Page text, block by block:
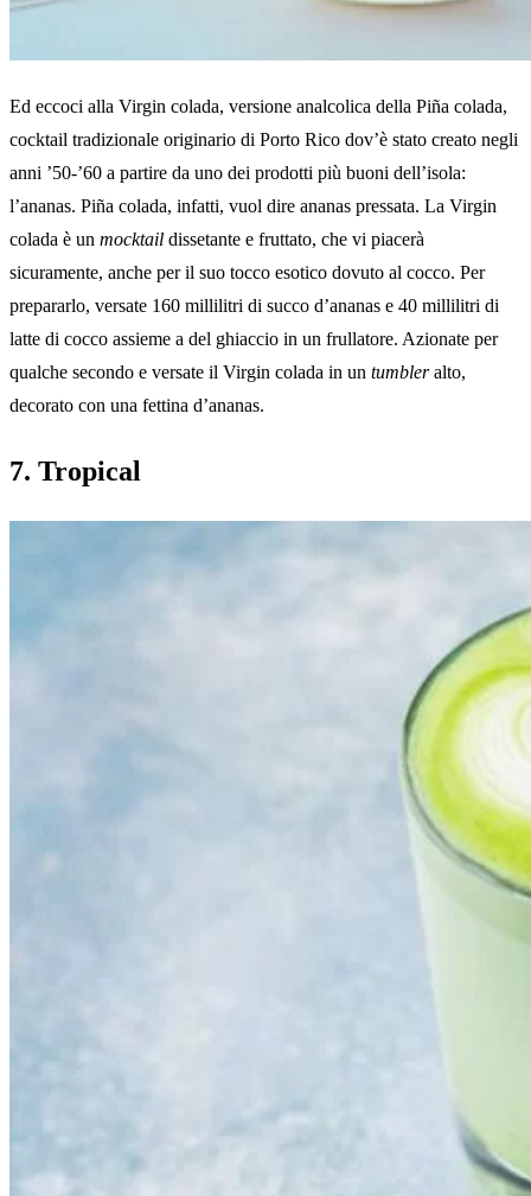
Ed eccoci alla Virgin colada, versione analcolica della Piña colada,
cocktail tradizionale originario di Porto Rico dov’è stato creato negli
anni ’50-’60 a partire da uno dei prodotti più buoni dell’isola:
l’ananas. Piña colada, infatti, vuol dire ananas pressata. La Virgin
colada è un mocktail dissetante e fruttato, che vi piacerà
sicuramente, anche per il suo tocco esotico dovuto al cocco. Per
prepararlo, versate 160 millilitri di succo d’ananas e 40 millilitri di
latte di cocco assieme a del ghiaccio in un frullatore. Azionate per
qualche secondo e versate il Virgin colada in un tumbleralto,
decorato con una fettina d’ananas.
7. Tropical